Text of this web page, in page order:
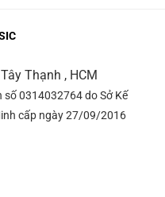
Thạnh , HCM
0314032764 do Sở Kế
cấp ngày 27/09/2016